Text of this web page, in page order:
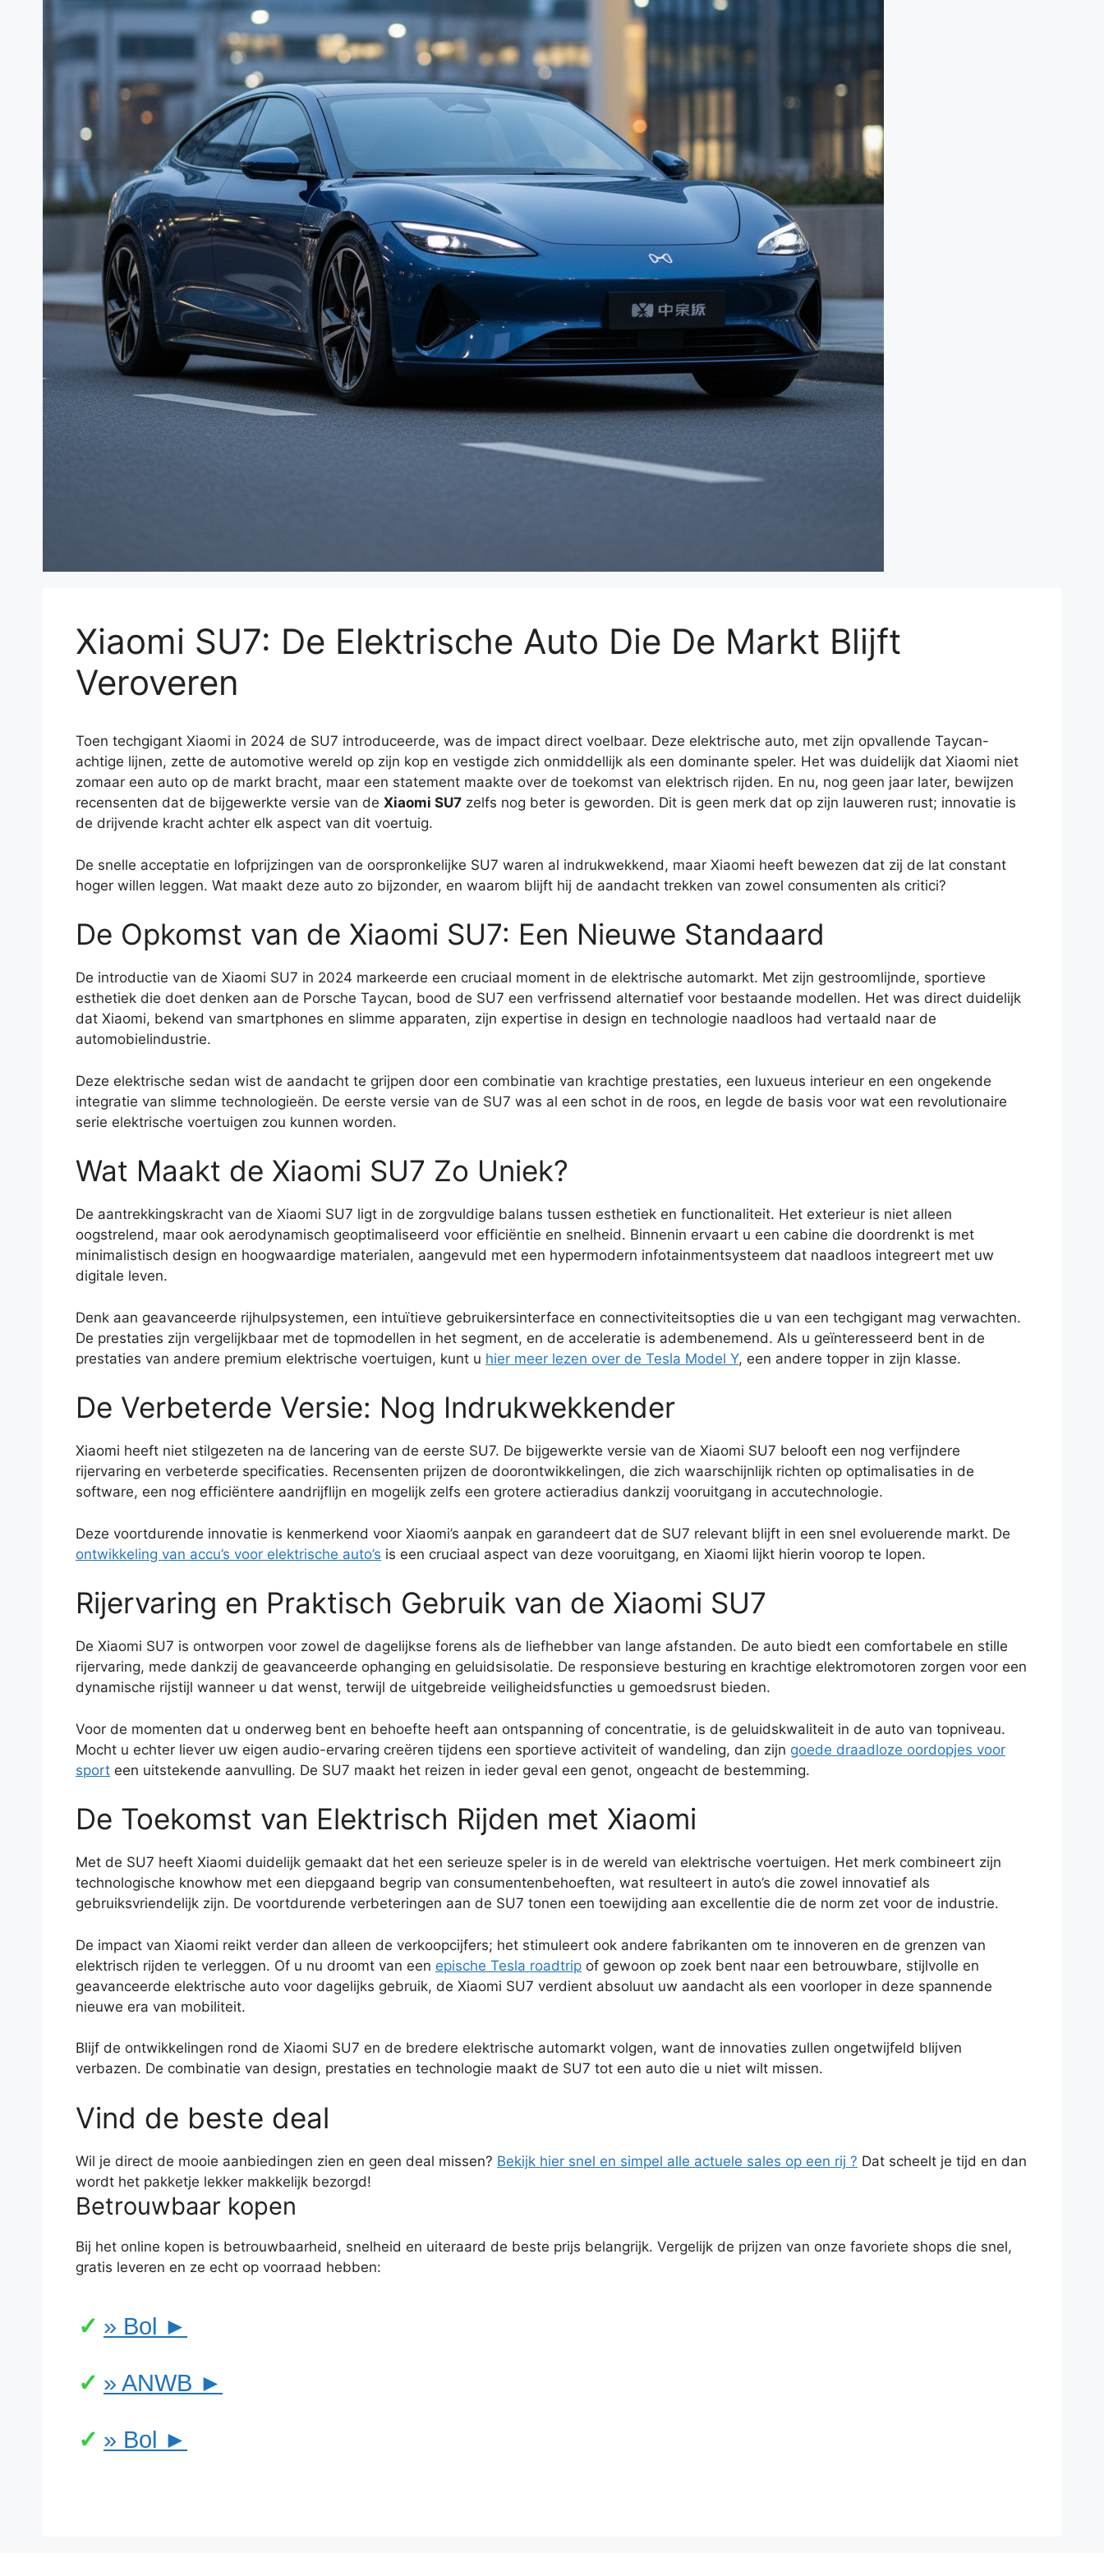
Xiaomi SU7: De Elektrische Auto Die De Markt Blijft
Veroveren
Toen techgigant Xiaomi in 2024 de SU7 introduceerde, was de impact direct voelbaar. Deze elektrische auto, met zijn opvallende Taycan-
achtige lijnen, zette de automotive wereld op zijn kop en vestigde zich onmiddellijk als een dominante speler. Het was duidelijk dat Xiaomi niet
zomaar een auto op de markt bracht, maar een statement maakte over de toekomst van elektrisch rijden. En nu, nog geen jaar later, bewijzen
recensenten dat de bijgewerkte versie van de Xiaomi SU7 zelfs nog beter is geworden. Dit is geen merk dat op zijn lauweren rust; innovatie is
de drijvende kracht achter elk aspect van dit voertuig.
De snelle acceptatie en lofprijzingen van de oorspronkelijke SU7 waren al indrukwekkend, maar Xiaomi heeft bewezen dat zij de lat constant
hoger willen leggen. Wat maakt deze auto zo bijzonder, en waarom blijft hij de aandacht trekken van zowel consumenten als critici?
De Opkomst van de Xiaomi SU7: Een Nieuwe Standaard
De introductie van de Xiaomi SU7 in 2024 markeerde een cruciaal moment in de elektrische automarkt. Met zijn gestroomlijnde, sportieve
esthetiek die doet denken aan de Porsche Taycan, bood de SU7 een verfrissend alternatief voor bestaande modellen. Het was direct duidelijk
dat Xiaomi, bekend van smartphones en slimme apparaten, zijn expertise in design en technologie naadloos had vertaald naar de
automobielindustrie.
Deze elektrische sedan wist de aandacht te grijpen door een combinatie van krachtige prestaties, een luxueus interieur en een ongekende
integratie van slimme technologieën. De eerste versie van de SU7 was al een schot in de roos, en legde de basis voor wat een revolutionaire
serie elektrische voertuigen zou kunnen worden.
Wat Maakt de Xiaomi SU7 Zo Uniek?
De aantrekkingskracht van de Xiaomi SU7 ligt in de zorgvuldige balans tussen esthetiek en functionaliteit. Het exterieur is niet alleen
oogstrelend, maar ook aerodynamisch geoptimaliseerd voor efficiëntie en snelheid. Binnenin ervaart u een cabine die doordrenkt is met
minimalistisch design en hoogwaardige materialen, aangevuld met een hypermodern infotainmentsysteem dat naadloos integreert met uw
digitale leven.
Denk aan geavanceerde rijhulpsystemen, een intuïtieve gebruikersinterface en connectiviteitsopties die u van een techgigant mag verwachten.
De prestaties zijn vergelijkbaar met de topmodellen in het segment, en de acceleratie is adembenemend. Als u geïnteresseerd bent in de
prestaties van andere premium elektrische voertuigen, kunt u hier meer lezen over de Tesla Model Y, een andere topper in zijn klasse.
De Verbeterde Versie: Nog Indrukwekkender
Xiaomi heeft niet stilgezeten na de lancering van de eerste SU7. De bijgewerkte versie van de Xiaomi SU7 belooft een nog verfijndere
rijervaring en verbeterde specificaties. Recensenten prijzen de doorontwikkelingen, die zich waarschijnlijk richten op optimalisaties in de
software, een nog efficiëntere aandrijflijn en mogelijk zelfs een grotere actieradius dankzij vooruitgang in accutechnologie.
Deze voortdurende innovatie is kenmerkend voor Xiaomi’s aanpak en garandeert dat de SU7 relevant blijft in een snel evoluerende markt. De
ontwikkeling van accu’s voor elektrische auto’s is een cruciaal aspect van deze vooruitgang, en Xiaomi lijkt hierin voorop te lopen.
Rijervaring en Praktisch Gebruik van de Xiaomi SU7
De Xiaomi SU7 is ontworpen voor zowel de dagelijkse forens als de liefhebber van lange afstanden. De auto biedt een comfortabele en stille
rijervaring, mede dankzij de geavanceerde ophanging en geluidsisolatie. De responsieve besturing en krachtige elektromotoren zorgen voor een
dynamische rijstijl wanneer u dat wenst, terwijl de uitgebreide veiligheidsfuncties u gemoedsrust bieden.
Voor de momenten dat u onderweg bent en behoefte heeft aan ontspanning of concentratie, is de geluidskwaliteit in de auto van topniveau.
Mocht u echter liever uw eigen audio-ervaring creëren tijdens een sportieve activiteit of wandeling, dan zijn goede draadloze oordopjes voor
sport een uitstekende aanvulling. De SU7 maakt het reizen in ieder geval een genot, ongeacht de bestemming.
De Toekomst van Elektrisch Rijden met Xiaomi
Met de SU7 heeft Xiaomi duidelijk gemaakt dat het een serieuze speler is in de wereld van elektrische voertuigen. Het merk combineert zijn
technologische knowhow met een diepgaand begrip van consumentenbehoeften, wat resulteert in auto’s die zowel innovatief als
gebruiksvriendelijk zijn. De voortdurende verbeteringen aan de SU7 tonen een toewijding aan excellentie die de norm zet voor de industrie.
De impact van Xiaomi reikt verder dan alleen de verkoopcijfers; het stimuleert ook andere fabrikanten om te innoveren en de grenzen van
elektrisch rijden te verleggen. Of u nu droomt van een epische Tesla roadtrip of gewoon op zoek bent naar een betrouwbare, stijlvolle en
geavanceerde elektrische auto voor dagelijks gebruik, de Xiaomi SU7 verdient absoluut uw aandacht als een voorloper in deze spannende
nieuwe era van mobiliteit.
Blijf de ontwikkelingen rond de Xiaomi SU7 en de bredere elektrische automarkt volgen, want de innovaties zullen ongetwijfeld blijven
verbazen. De combinatie van design, prestaties en technologie maakt de SU7 tot een auto die u niet wilt missen.
Vind de beste deal
Wil je direct de mooie aanbiedingen zien en geen deal missen? Bekijk hier snel en simpel alle actuele sales op een rij ? Dat scheelt je tijd en dan
wordt het pakketje lekker makkelijk bezorgd!
Betrouwbaar kopen
Bij het online kopen is betrouwbaarheid, snelheid en uiteraard de beste prijs belangrijk. Vergelijk de prijzen van onze favoriete shops die snel,
gratis leveren en ze echt op voorraad hebben:
» Bol ►
» ANWB ►
» Bol ►